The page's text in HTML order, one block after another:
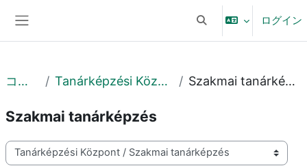
検索入力に切り替える
ログイン
コース Tanárképzési Központ Szakmai tanárképzés
Szakmai tanárképzés
コースカテゴリ